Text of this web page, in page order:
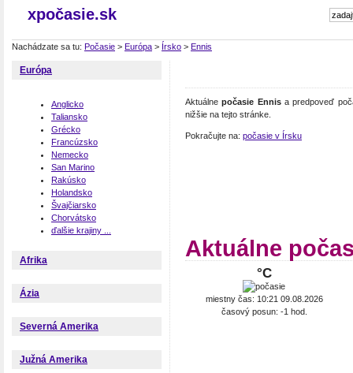
xpočasie.sk
Nachádzate sa tu: Počasie > Európa > Írsko > Ennis
Európa
Anglicko
Taliansko
Grécko
Francúzsko
Nemecko
San Marino
Rakúsko
Holandsko
Švajčiarsko
Chorvátsko
ďalšie krajiny ...
Afrika
Ázia
Severná Amerika
Južná Amerika
Aktuálnepočasie Ennisa predpoveď
nižšie na tejto stránke.
Pokračujte na: počasie v Írsku
Aktuálne
°C
miestny čas: 10:21 09.08.2026
časový posun: -1 hod.